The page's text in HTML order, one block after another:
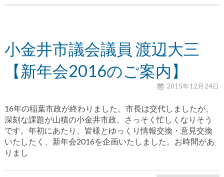
小金井市議会議員 渡辺大三
【新年会2016のご案内】
2015年12月24日
16年の稲葉市政が終わりました。市長は交代しましたが、
深刻な課題が山積の小金井市政。さっそく忙しくなりそう
です。年初にあたり、皆様とゆっくり情報交換・意見交換
いたしたく、新年会2016を企画いたしました。お時間があ
りまし